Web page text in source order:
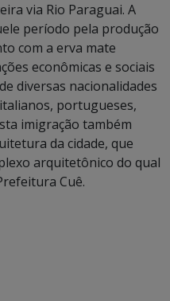
via Rio Paraguai. A
período pela produção
com a erva mate
econômicas e sociais
diversas nacionalidades
portugueses,
imigração também
da cidade, que
arquitetônico do qual
Cuê.